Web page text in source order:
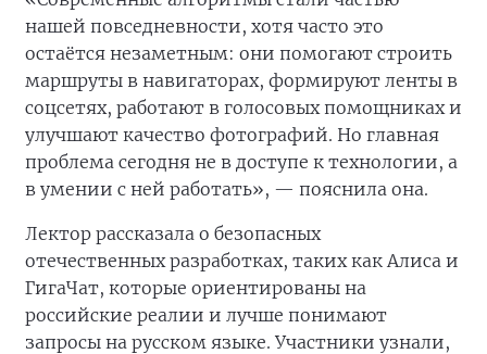
нашей повседневности, хотя часто это
остаётся незаметным: они помогают строить
маршруты в навигаторах, формируют ленты в
соцсетях, работают в голосовых помощниках и
улучшают качество фотографий. Но главная
проблема сегодня не в доступе к технологии, а
в умении с ней работать», — пояснила она.
Лектор рассказала о безопасных
отечественных разработках, таких как Алиса и
ГигаЧат, которые ориентированы на
российские реалии и лучше понимают
запросы на русском языке. Участники узнали,